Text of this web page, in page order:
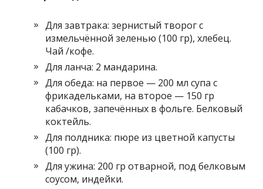
Для завтрака: зернистый творог с
измельчённой зеленью (100 гр), хлебец.
Чай /кофе.
Для ланча: 2 мандарина.
Для обеда: на первое — 200 мл супа с
фрикадельками, на второе — 150 гр
кабачков, запечённых в фольге. Белковый
коктейль.
Для полдника: пюре из цветной капусты
(100 гр).
Для ужина: 200 гр отварной, под белковым
соусом, индейки.